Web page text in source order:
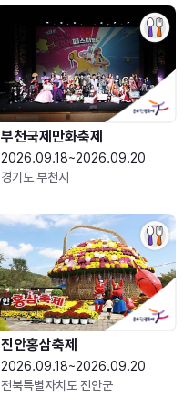
부천국제만화축제
2026.09.18~2026.09.20
경기도 부천시
진안홍삼축제
2026.09.18~2026.09.20
전북특별자치도 진안군